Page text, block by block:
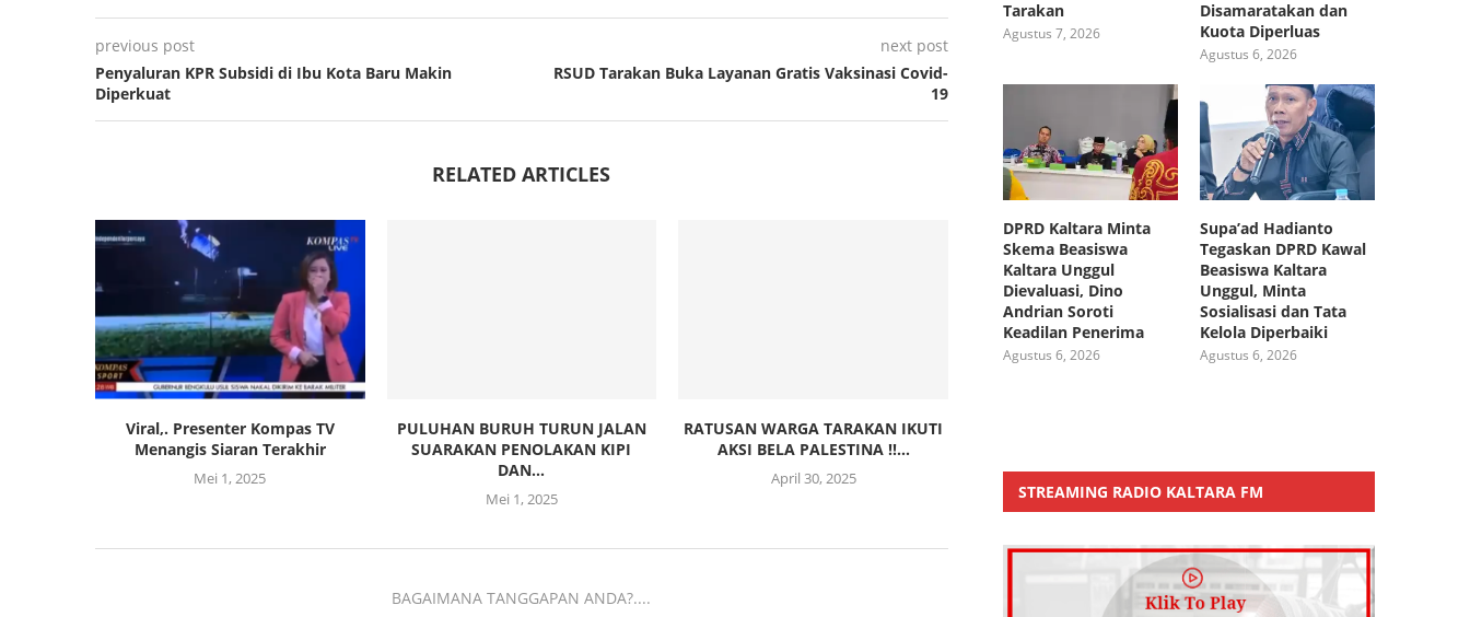
previous post
Penyaluran KPR Subsidi di Ibu Kota Baru Makin
Diperkuat
next post
RSUD Tarakan Buka Layanan Gratis Vaksinasi Covid-
19
RELATED ARTICLES
Viral,. Presenter Kompas TV
Menangis Siaran Terakhir
Mei 1, 2025
PULUHAN BURUH TURUN JALAN
SUARAKAN PENOLAKAN KIPI
DAN...
Mei 1, 2025
RATUSAN WARGA TARAKAN IKUTI
AKSI BELA PALESTINA !!...
April 30, 2025
BAGAIMANA TANGGAPAN ANDA?....
Tarakan
Agustus 7, 2026
Disamaratakan dan
Kuota Diperluas
Agustus 6, 2026
DPRD Kaltara Minta
Skema Beasiswa
Kaltara Unggul
Dievaluasi, Dino
Andrian Soroti
Keadilan Penerima
Agustus 6, 2026
Supa’ad Hadianto
Tegaskan DPRD Kawal
Beasiswa Kaltara
Unggul, Minta
Sosialisasi dan Tata
Kelola Diperbaiki
Agustus 6, 2026
STREAMING RADIO KALTARA FM